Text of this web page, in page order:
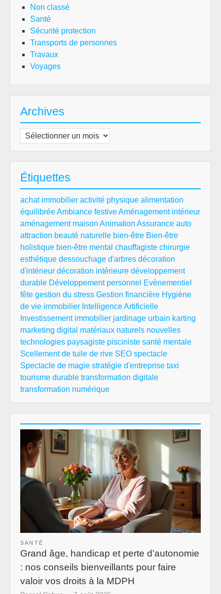
Non classé
Santé
Sécurité protection
Transports de personnes
Travaux
Voyages
Archives
Archives
Étiquettes
achat immobilier activité physique alimentation
équilibréeAmbiance festiveAménagement intérieur
aménagement maison Animation Assurance auto
attraction beauté naturelle bien-être Bien-être
holistique bien-être mental chauffagiste chirurgie
esthétique dessouchage d'arbres décoration
d'intérieur décoration intérieure développement
durable Développement personnel Evènementiel
fête gestion du stress Gestion financière Hygiène
de vie immobilier Intelligence Artificielle
Investissement immobilier jardinage urbain karting
marketing digital matériaux naturels nouvelles
technologies paysagiste pisciniste santé mentale
Scellement de tuile de rive SEO spectacle
Spectacle de magie stratégie d'entreprise taxi
tourisme durable transformation digitale
transformation numérique
SANTÉ
Grand âge, handicap et perte d’autonomie
: nos conseils bienveillants pour faire
valoir vos droits à la MDPH